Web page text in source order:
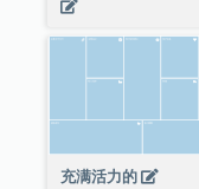
充满活力的